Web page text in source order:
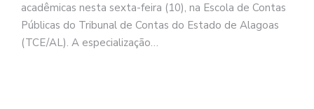
acadêmicas nesta sexta-feira (10), na Escola de Contas
Públicas do Tribunal de Contas do Estado de Alagoas
(TCE/AL). A especialização…